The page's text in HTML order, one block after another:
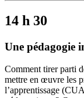
14 h 30
Une pédagogie
Comment tirer parti
mettre en œuvre les
l’apprentissage